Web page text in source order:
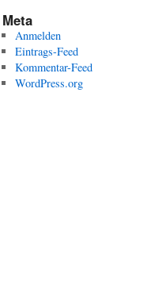
Meta
Anmelden
Eintrags-Feed
Kommentar-Feed
WordPress.org